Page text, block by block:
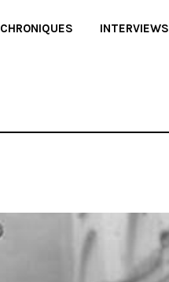
CHRONIQUES INTERVIEWS